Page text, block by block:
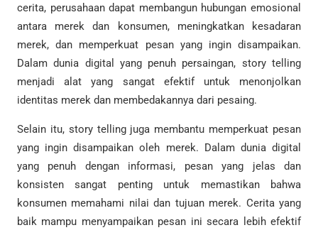
cerita, perusahaan dapat membangun hubungan emosional
antara merek dan konsumen, meningkatkan kesadaran
merek, dan memperkuat pesan yang ingin disampaikan.
Dalam dunia digital yang penuh persaingan, story telling
menjadi alat yang sangat efektif untuk menonjolkan
identitas merek dan membedakannya dari pesaing.
Selain itu, story telling juga membantu memperkuat pesan
yang ingin disampaikan oleh merek. Dalam dunia digital
yang penuh dengan informasi, pesan yang jelas dan
konsisten sangat penting untuk memastikan bahwa
konsumen memahami nilai dan tujuan merek. Cerita yang
baik mampu menyampaikan pesan ini secara lebih efektif